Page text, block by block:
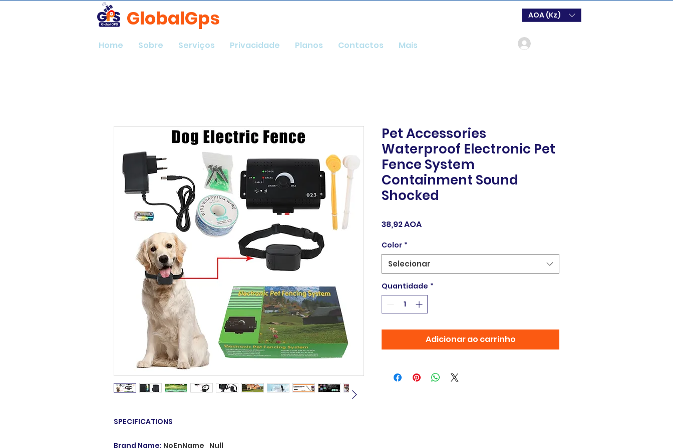
GlobalGps AOA (Kz)
Home Sobre Serviços Privacidade Planos Contactos Mais
SPECIFICATIONS
Brand Name: NoEnName_Null
Pet Accessories
Waterproof Electronic Pet
Fence System
Containment Sound
Shocked
38,92 AOAPreço
Color *
Selecionar
Quantidade *
Adicionar ao carrinho